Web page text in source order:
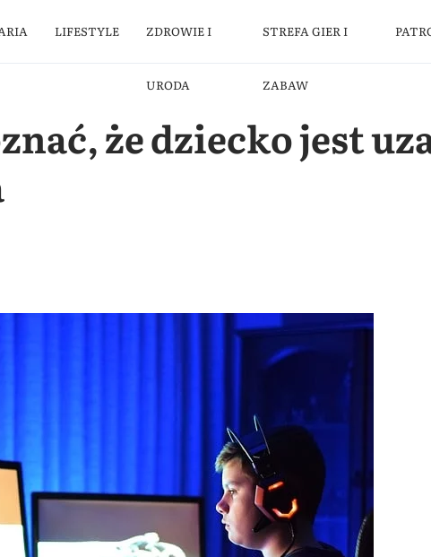
LIFESTYLE ZDROWIE I
URODA
STREFA GIER I
ZABAW
że dziecko jest